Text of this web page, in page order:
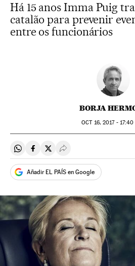
Há 15 anos Imma Puig
catalão para prevenir
entre os funcionários
BORJA
OCT16, 2017 - 17:40
Compartir en Whatsapp
Compartir en Facebook
Compartir en Twitter
Desplegar Redes
Añadir EL PAÍS en Google